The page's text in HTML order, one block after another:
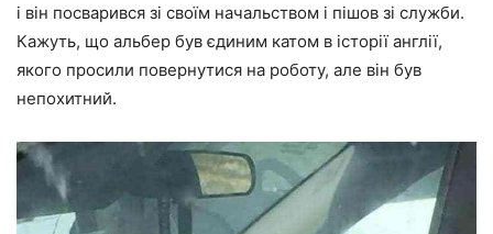
і він посварився зі своїм начальством і пішов зі служби.
Кажуть, що альбер був єдиним катом в історії англії,
якого просили повернутися на роботу, але він був
непохитний.